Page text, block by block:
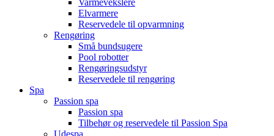
Varmevekslere
Elvarmere
Reservedele til opvarmning
Rengøring
Små bundsugere
Pool robotter
Rengøringsudstyr
Reservedele til rengøring
Spa
Passion spa
Passion spa
Tilbehør og reservedele til Passion Spa
Udespa